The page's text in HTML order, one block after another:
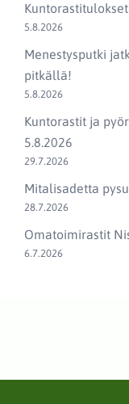
5.8.2026
Menestysputki
pitkällä!
5.8.2026
Kuntorastit ja
5.8.2026
29.7.2026
Mitalisadetta
28.7.2026
Omatoimirastit
6.7.2026